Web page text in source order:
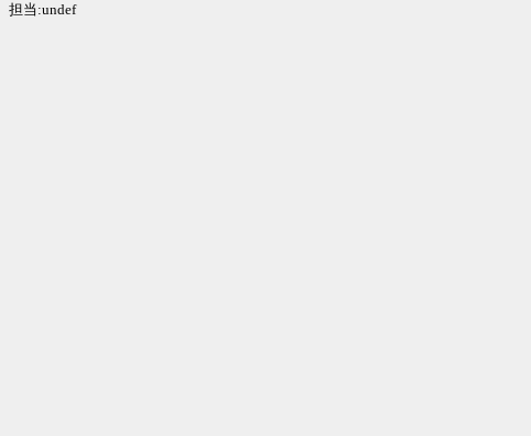
担当:undef